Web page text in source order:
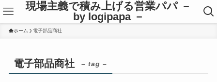
現場主義で積み上げる営業パパ －
by logipapa －
ホーム 電子部品商社
電子部品商社 – tag –